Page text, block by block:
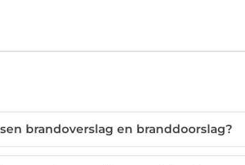
brandoverslag en branddoorslag?